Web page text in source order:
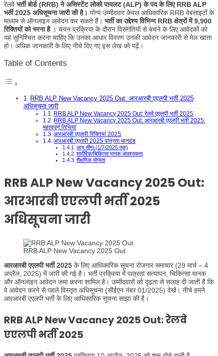
रेलवे भर्ती बोर्ड (RRB) ने असिस्टेंट लोको पायलट (ALP) के पद के लिए RRB ALP
भर्ती 2025 अधिसूचना जारी की है। योग्य उम्मीदवार केवल आधिकारिक RRB वेबसाइटों के
माध्यम से ऑनलाइन आवेदन कर सकते हैं। भर्ती का उद्देश्य विभिन्न RRB क्षेत्रों में 9,900
रिक्तियों को भरना है। चयन प्रक्रिया के दौरान विसंगतियों से बचने के लिए आवेदकों को
यह सुनिश्चित करना चाहिए कि उनका आधार विवरण उनकी आवेदन जानकारी से मेल खाता
हो। अधिक जानकारी के लिए नीचे दिए गए इस लेख को पढ़ें।
Table of Contents
RRB ALP New Vacancy 2025 Out: आरआरबी एएलपी भर्ती 2025
अधिसूचना जारी
RRB ALP New Vacancy 2025 Out: रेलवे एएलपी भर्ती 2025
RRB ALP New Vacancy 2025 Out: आरआरबी एएलपी भर्ती 2025:
महत्वपूर्ण तिथियां
आरआरबी एएलपी रिक्तियां 2025
आरआरबी एएलपी 2025 पात्रता मानदंड
आयु सीमा (1/7/2025 तक)
शारीरिक/चिकित्सा मानक आवश्यकता
शैक्षणिक योग्यता
RRB ALP New Vacancy 2025 Out:
आरआरबी एएलपी भर्ती 2025
अधिसूचना जारी
RRB ALP New Vacancy 2025 Out
आरआरबी एएलपी भर्ती 2025 के लिए आधिकारिक सूचना रोजगार समाचार (29 मार्च – 4
अप्रैल, 2025) में जारी की गई है। भर्ती प्रक्रिया में पात्रता सत्यापन, चिकित्सा मानक
और ऑनलाइन आवेदन जमा करना शामिल है। उम्मीदवारों को दृढ़ता से सलाह दी जाती है कि
वे आवेदन करने से पहले विस्तृत अधिसूचना (सीईएन नंबर 01/2025) देखें। नीचे हमने
आरआरबी एएलपी भर्ती के लिए आधिकारिक सूचना साझा की है।
RRB ALP New Vacancy 2025 Out: रेलवे
एएलपी भर्ती 2025